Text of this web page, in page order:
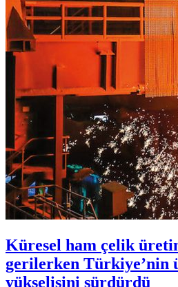
Küresel ham çelik
gerilerken Türkiye’nin
yükselişini sürdürdü